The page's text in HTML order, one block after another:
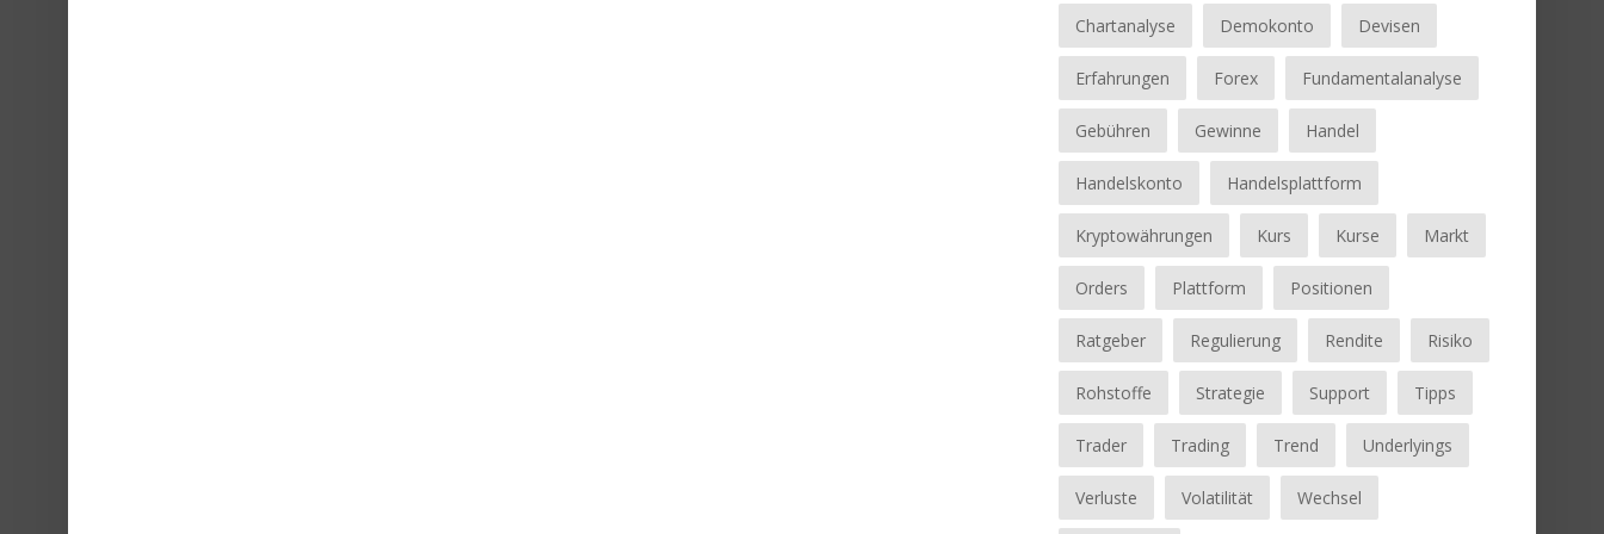
Chartanalyse Demokonto Devisen
Erfahrungen Forex Fundamentalanalyse
Gebühren Gewinne Handel
Handelskonto Handelsplattform
Kryptowährungen Kurs Kurse Markt
Orders Plattform Positionen
Ratgeber Regulierung Rendite Risiko
Rohstoffe Strategie Support Tipps
Trader Trading Trend Underlyings
Verluste Volatilität Wechsel